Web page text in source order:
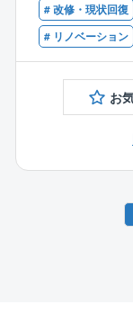
力
■お施主様から
■点検を通じて
■アフターフォ
定期点検、臨
せで1日3～4件
り、水漏れや
■１級建築施工
ちの方
■２級建築施工
の方
# 改修・現状回復
# リノベーション
お